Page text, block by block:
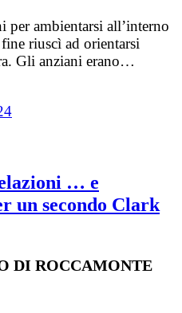
ambientarsi all’interno
riuscì ad orientarsi
Gli anziani erano…
… e
un secondo Clark
DI ROCCAMONTE